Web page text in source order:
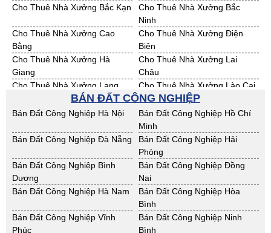
Cho Thuê Nhà Xưởng Bắc Kạn
Cho Thuê Nhà Xưởng Bắc
Ninh
Cho Thuê Nhà Xưởng Cao
Bằng
Cho Thuê Nhà Xưởng Điện
Biên
Cho Thuê Nhà Xưởng Hà
Giang
Cho Thuê Nhà Xưởng Lai
Châu
Cho Thuê Nhà Xưởng Lạng
Cho Thuê Nhà Xưởng Lào Cai
Cho Thuê Nhà Xưởng Nam
Cho Thuê Nhà Xưởng Phú Thọ
Cho Thuê Nhà Xưởng Sơn La
Cho Thuê Nhà Xưởng Thái
Bình
Cho Thuê Nhà Xưởng Thái
Nguyên
Cho Thuê Nhà Xưởng Tuyên
Quang
Cho Thuê Nhà Xưởng Yên Bái
Cho Thuê Nhà Xưởng Thừa T.
Huế
Cho Thuê Nhà Xưởng Khánh
Hoà
Cho Thuê Nhà Xưởng Lâm
Đồng
BÁN ĐẤT CÔNG NGHIỆP
Bán Đất Công Nghiệp Hà Nội
Bán Đất Công Nghiệp Hồ Chí
Minh
Bán Đất Công Nghiệp Đà Nẵng
Bán Đất Công Nghiệp Hải
Phòng
Bán Đất Công Nghiệp Bình
Dương
Bán Đất Công Nghiệp Đồng
Nai
Bán Đất Công Nghiệp Hà Nam
Bán Đất Công Nghiệp Hòa
Bình
Bán Đất Công Nghiệp Vĩnh
Phúc
Bán Đất Công Nghiệp Ninh
Bình